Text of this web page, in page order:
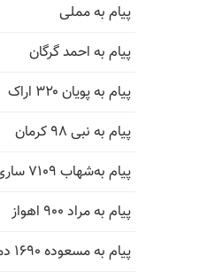
پیام به مملی
پیام به احمد گرگان
پیام به پویان ۳۲۰ اراک
پیام به نبی ۹۸ کرمان
پیام به‌شهاب ۷۱۰۹ ساری
پیام به مراد ۹۰۰ اهواز
پیام به مسعوده ۱۶۹۰ دماوند